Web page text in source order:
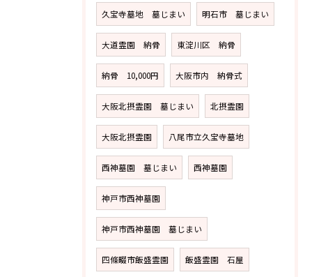
久宝寺墓地 墓じまい 明石市 墓じまい
大道霊園 納骨 東淀川区 納骨
納骨 10,000円 大阪市内 納骨式
大阪北摂霊園 墓じまい 北摂霊園
大阪北摂霊園 八尾市立久宝寺墓地
西神墓園 墓じまい 西神墓園
神戸市西神墓園
神戸市西神墓園 墓じまい
四條畷市飯盛霊園 飯盛霊園 石屋